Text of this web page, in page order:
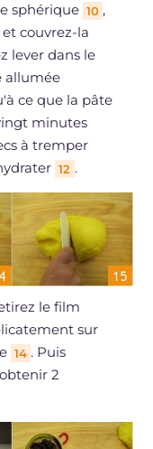
sphérique 10 ,
couvrez-la
lever dans le
allumée
ce que la pâte
minutes
à tremper
12 .
le film
sur
14 . Puis
2